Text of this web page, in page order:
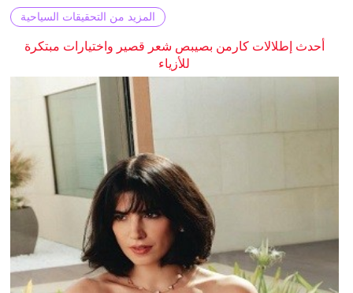
المزيد من التحقيقات السياحية
أحدث إطلالات كارمن بصيبص شعر قصير واختيارات مبتكرة
للأزياء